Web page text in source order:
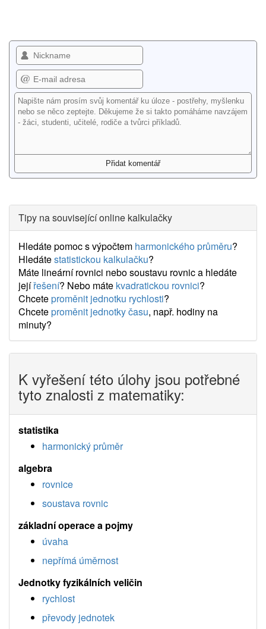
Tipy na související online kalkulačky
Hledáte pomoc s výpočtem harmonického průměru?
Hledátestatistickou kalkulačku?
Máte lineární rovnici nebo soustavu rovnic a hledáte
jejířešení? Nebo máte kvadratickou rovnici?
Chceteproměnit jednotku rychlosti?
Chceteproměnit jednotky času, např. hodiny na
minuty?
K vyřešení této úlohy jsou potřebné
tyto znalosti z matematiky:
statistika
harmonický průměr
algebra
rovnice
soustava rovnic
základní operace a pojmy
úvaha
nepřímá úměrnost
Jednotky fyzikálních veličin
rychlost
převody jednotek